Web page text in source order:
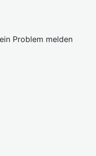
Problem melden